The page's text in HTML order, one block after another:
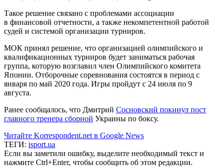
Такое решение связано с проблемами ассоциации
в финансовой отчетности, а также некомпетентной работой
судей и системой организации турниров.
МОК принял решение, что организацией олимпийского и
квалификационных турниров будет заниматься рабочая
группа, которую возглавил член Олимпийского комитета
Японии. Отборочные соревнования состоятся в период с
января по май 2020 года. Игры пройдут с 24 июля по 9
августа.
Ранее сообщалось, что Дмитрий Сосновский покинул пост
главного тренера сборной Украины по боксу.
Читайте Korrespondent.net в Google News
ТЕГИ: isport.ua
Если вы заметили ошибку, выделите необходимый текст и
нажмите Ctrl+Enter, чтобы сообщить об этом редакции.